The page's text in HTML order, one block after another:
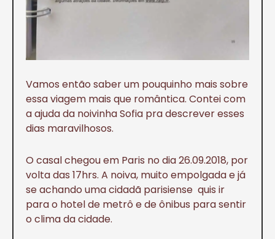
Vamos então saber um pouquinho mais sobre
essa viagem mais que romântica. Contei com
a ajuda da noivinha Sofia pra descrever esses
dias maravilhosos.
O casal chegou em Paris no dia 26.09.2018, por
volta das 17hrs. A noiva, muito empolgada e já
se achando uma cidadã parisiense quis ir
para o hotel de metrô e de ônibus para sentir
o clima da cidade.